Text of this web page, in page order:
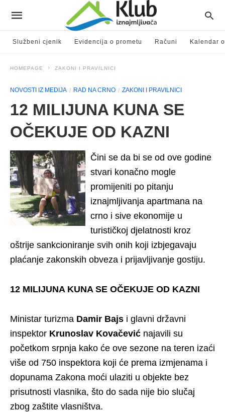
Službeni cjenik Evidencija o prometu Računi Kalendar
HOMEPAGE ZAKONI I PRAVILNICI
NOVOSTI IZ MEDIJA RAD NA CRNO ZAKONI I PRAVILNICI
12 MILIJUNA KUNA SE
OČEKUJE OD KAZNI
Čini se da bi se od ove godine
stvari konačno mogle
promijeniti po pitanju
iznajmljivanja apartmana na
crno i sive ekonomije u
turističkoj djelatnosti kroz
oštrije sankcioniranje svih onih koji izbjegavaju
plaćanje zakonskih obveza i prijavljivanje gostiju.
12 MILIJUNA KUNA SE OČEKUJE OD KAZNI
Ministar turizma Damir Bajs i glavni državni
inspektor Krunoslav Kovačević najavili su
početkom srpnja kako će ove sezone na teren izaći
više od 750 inspektora koji će prema izmjenama i
dopunama Zakona moći ulaziti u objekte bez
prisutnosti vlasnika, što do sada nije bio slučaj
zbog zaštite vlasništva.